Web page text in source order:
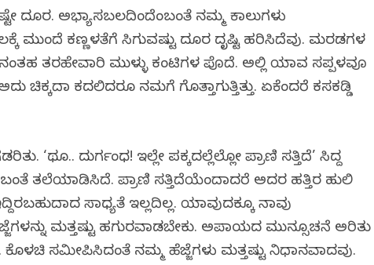
ದೂರ. ಅಭ್ಯಾಸಬಲದಿಂದೆಂಬಂತೆ ನಮ್ಮ ಕಾಲುಗಳು
ಮುಂದೆ ಕಣ್ಣಳತೆಗೆ ಸಿಗುವಷ್ಟು ದೂರ ದೃಷ್ಟಿ ಹರಿಸಿದೆವು. ಮರಗಿಡಗಳ
ತರಹೇವಾರಿ ಮುಳ್ಳು ಕಂಟಿಗಳ ಪೊದೆ. ಅಲ್ಲಿ ಯಾವ ಸಪ್ಪಳವೂ
ಚಿಕ್ಕದಾಗಿ ಕದಲಿದರೂ ನಮಗೆ ಗೊತ್ತಾಗುತ್ತಿತ್ತು. ಏಕೆಂದರೆ ಕಸಕಡ್ಡಿ
‘ಥೂ.. ದುರ್ಗಂಧ! ಇಲ್ಲೇ ಪಕ್ಕದಲ್ಲೆಲ್ಲೋ ಪ್ರಾಣಿ ಸತ್ತಿದೆ’ ಸಿದ್ದ
ತಲೆಯಾಡಿಸಿದೆ. ಪ್ರಾಣಿ ಸತ್ತಿದೆಯೆಂದಾದರೆ ಅದರ ಹತ್ತಿರ ಹುಲಿ
ಸಾಧ್ಯತೆ ಇಲ್ಲದಿಲ್ಲ. ಯಾವುದಕ್ಕೂ ನಾವು
ಮತ್ತಷ್ಟು ಹಗುರವಾಗಿಡಬೇಕು. ಅಪಾಯದ ಮುನ್ಸೂಚನೆ ಅರಿತು
ಸಮೀಪಿಸಿದಂತೆ ನಮ್ಮ ಹೆಜ್ಜೆಗಳು ಮತ್ತಷ್ಟು ನಿಧಾನವಾದವು.